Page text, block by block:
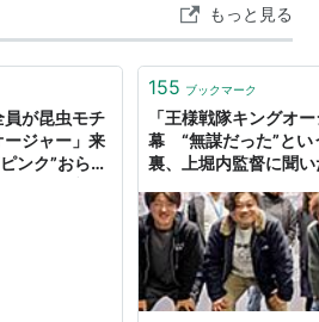
10年後の戦いのこっちも楽しく
はド…
もっと見る
員が昆虫モチ
ジャー」来
ンク”おらず
155 ブックマーク
「王様戦隊キングオ
幕 “無謀だった”とい
裏、上堀内監督に聞